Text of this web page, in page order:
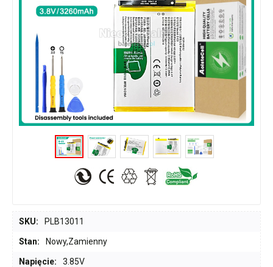
SKU: PLB13011
Stan: Nowy,Zamienny
Napięcie: 3.85V